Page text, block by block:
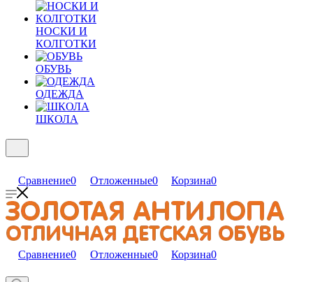
НОСКИ И
КОЛГОТКИ
ОБУВЬ
ОДЕЖДА
ШКОЛА
Сравнение0 Отложенные0 Корзина0
Сравнение0 Отложенные0 Корзина0